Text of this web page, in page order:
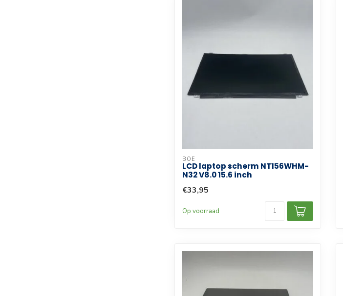
BOE
LCD laptop scherm NT156WHM-
N32 V8.0 15.6 inch
€33,95
Op voorraad